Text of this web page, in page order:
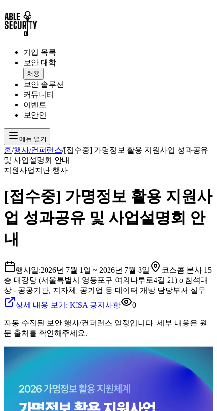
기업 목록
보안 대학
채용
보안 솔루션
커뮤니티
이벤트
보안인
메뉴 열기
홈/행사/컨퍼런스/[접수중] 가명정보 활용 지원사업 성과공유
및 사업설명회 안내
지원사업지난 행사
[접수중] 가명정보 활용 지원사
업 성과공유 및 사업설명회 안
내
행사일:2026년 7월 1일 ~ 2026년 7월 8일
코스콤 본사 15
층 대강당 (서울특별시 영등포구 여의나루로4길 21) o 참석대
상 - 공공기관, 지자체, 공기업 등 데이터 개방 담당부서 실무
상세 내용 보기: KISA 공지사항
0
자동 수집된 보안 행사/컨퍼런스 일정입니다. 세부 내용은 원
문 출처를 확인해주세요.